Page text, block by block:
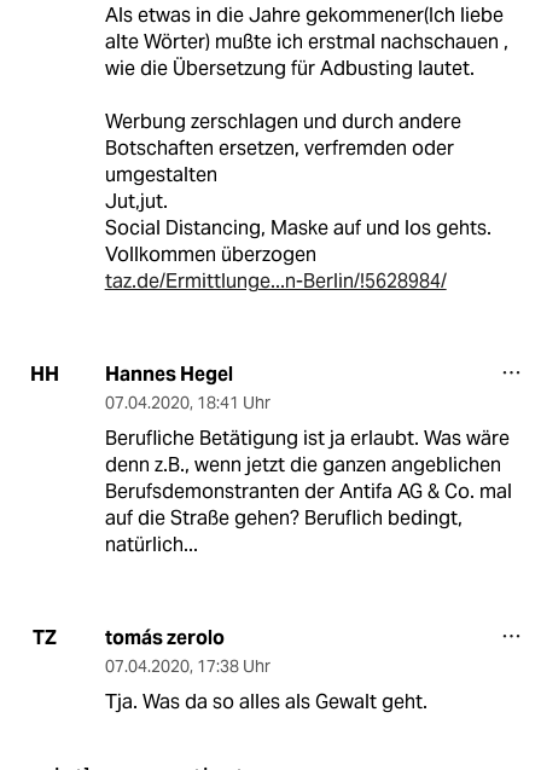
Als etwas in die Jahre gekommener(Ich liebe
alte Wörter) mußte ich erstmal nachschauen ,
wie die Übersetzung für Adbusting lautet.
Werbung zerschlagen und durch andere
Botschaften ersetzen, verfremden oder
umgestalten
Jut,jut.
Social Distancing, Maske auf und los gehts.
Vollkommen überzogen
taz.de/Ermittlunge...n-Berlin/!5628984/
HH Hannes Hegel
07.04.2020, 18:41 Uhr
Berufliche Betätigung ist ja erlaubt. Was wäre
denn z.B., wenn jetzt die ganzen angeblichen
Berufsdemonstranten der Antifa AG & Co. mal
auf die Straße gehen? Beruflich bedingt,
natürlich...
TZ tomás zerolo
07.04.2020, 17:38 Uhr
Tja. Was da so alles als Gewalt geht.